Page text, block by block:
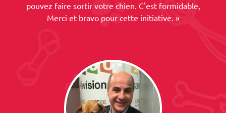
pouvez faire sortir votre chien. C'est formidable,
Merci et bravo pour cette initiative. »